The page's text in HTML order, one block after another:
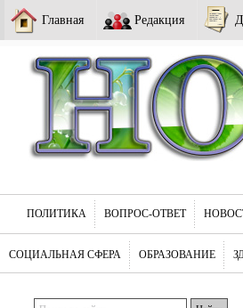
Главная Редакция
ПОЛИТИКА ВОПРОС-ОТВЕТ
СОЦИАЛЬНАЯ СФЕРА ОБРАЗОВАНИЕ